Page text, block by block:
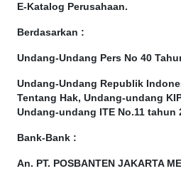
E-Katalog Perusahaan.
Berdasarkan :
Undang-Undang Pers No 40
Undang-Undang Republik
Tentang Hak, Undang-undang
Undang-undang ITE No.11 tahun
Bank-Bank :
An. PT. POSBANTEN JAKARTA